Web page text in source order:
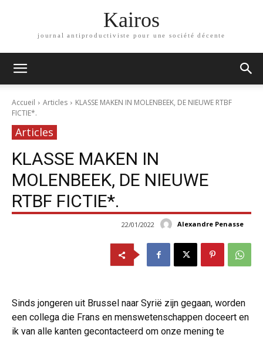
Kairos
journal antiproductiviste pour une société décente
Accueil Articles
KLASSE MAKEN IN MOLENBEEK, DE NIEUWE RTBF
FICTIE*.
Articles
KLASSE MAKEN IN
MOLENBEEK, DE NIEUWE
RTBF FICTIE*.
Alexandre Penasse
22/01/2022
Sinds jongeren uit Brussel naar Syrië zijn gegaan, worden
een collega die Frans en menswetenschappen doceert en
ik van alle kanten gecontacteerd om onze mening te